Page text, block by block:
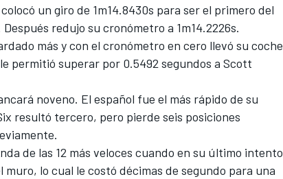
un giro de 1m14.8430s para ser el primero del
redujo su cronómetro a 1m14.2226s.
más y con el cronómetro en cero llevó su coche
permitió superar por 0.5492 segundos a Scott
noveno. El español fue el más rápido de su
resultó tercero, pero pierde seis posiciones
de las 12 más veloces cuando en su último intento
lo cual le costó décimas de segundo para una